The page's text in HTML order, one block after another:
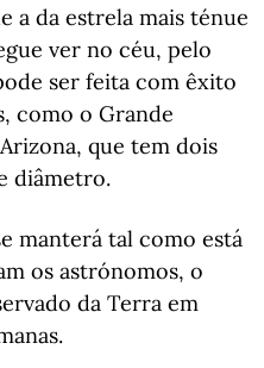
a da estrela mais ténue
ver no céu, pelo
ser feita com êxito
como o Grande
que tem dois
diâmetro.
manterá tal como está
os astrónomos, o
da Terra em